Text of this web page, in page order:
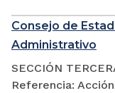
Consejo de
Administrativo
SECCIÓN
Referencia: